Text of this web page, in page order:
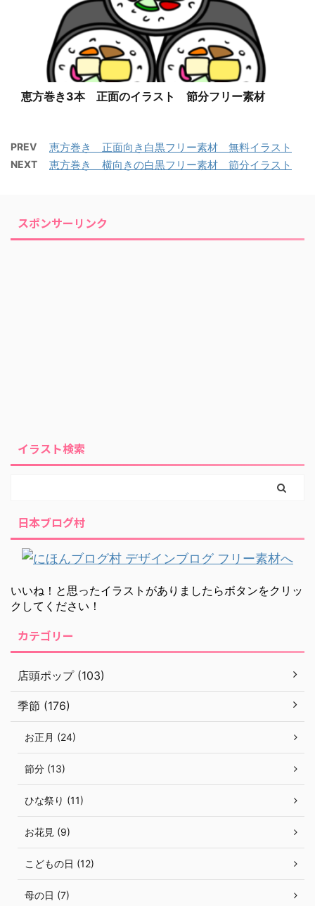
恵方巻き3本 正面のイラスト 節分フリー素材
PREV 恵方巻き 正面向き白黒フリー素材 無料イラスト
NEXT 恵方巻き 横向きの白黒フリー素材 節分イラスト
スポンサーリンク
イラスト検索
日本ブログ村
いいね！と思ったイラストがありましたらボタンをクリッ
クしてください！
カテゴリー
店頭ポップ (103)
季節 (176)
お正月 (24)
節分 (13)
ひな祭り (11)
お花見 (9)
こどもの日 (12)
母の日 (7)